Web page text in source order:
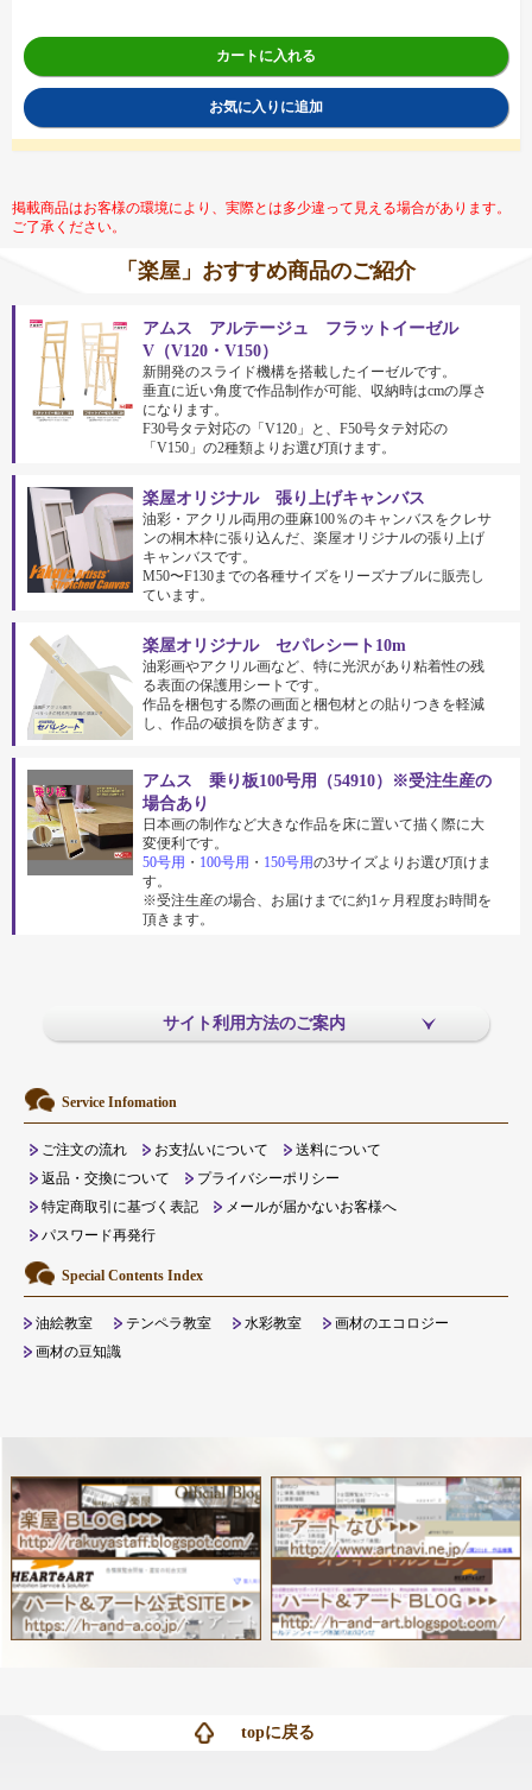
カートに入れる
お気に入りに追加
掲載商品はお客様の環境により、実際とは多少違って見える場合があります。
ご了承ください。
「楽屋」おすすめ商品のご紹介
アムス アルテージュ フラットイーゼル
V（V120・V150）
新開発のスライド機構を搭載したイーゼルです。
垂直に近い角度で作品制作が可能、収納時はcmの厚さ
になります。
F30号タテ対応の「V120」と、F50号タテ対応の
「V150」の2種類よりお選び頂けます。
楽屋オリジナル 張り上げキャンバス
油彩・アクリル両用の亜麻100％のキャンバスをクレサ
ンの桐木枠に張り込んだ、楽屋オリジナルの張り上げ
キャンバスです。
M50〜F130までの各種サイズをリーズナブルに販売し
ています。
楽屋オリジナル セパレシート10m
油彩画やアクリル画など、特に光沢があり粘着性の残
る表面の保護用シートです。
作品を梱包する際の画面と梱包材との貼りつきを軽減
し、作品の破損を防ぎます。
アムス 乗り板100号用（54910）※受注生産の
場合あり
日本画の制作など大きな作品を床に置いて描く際に大
変便利です。
50号用 ・ 100号用 ・ 150号用の3サイズよりお選び頂けま
す。
※受注生産の場合、お届けまでに約1ヶ月程度お時間を
頂きます。
サイト利用方法のご案内
Service Infomation
ご注文の流れ お支払いについて
送料について
返品・交換について
プライバシーポリシー
特定商取引に基づく表記
メールが届かないお客様へ
パスワード再発行
Special Contents Index
油絵教室 テンペラ教室 水彩教室
画材のエコロジー
画材の豆知識
topに戻る